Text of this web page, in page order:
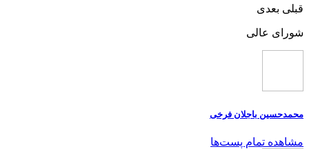
قبلی بعدی
شورای عالی
محمدحسین باجلان فرخی
مشاهده تمام پست‌ها